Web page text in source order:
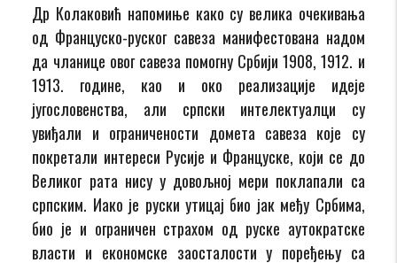
Др Колаковић напомиње како су велика очекивања
од Француско-руског савеза манифестована надом
да чланице овог савеза помогну Србији 1908, 1912. и
1913. године, као и око реализације идеје
југословенства, али српски интелектуалци су
увиђали и ограничености домета савеза које су
покретали интереси Русије и Француске, који се до
Великог рата нису у довољној мери поклапали са
српским. Иако је руски утицај био јак међу Србима,
био је и ограничен страхом од руске аутократске
власти и економске заосталости у поређењу са